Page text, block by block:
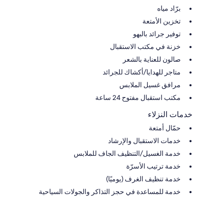
برّاد مياه
تخزين الأمتعة
توفير جرائد بالبهو
خزنة في مكتب الاستقبال
صالون للعناية بالشعر
متاجر للهدايا/أكشاك للجرائد
مرافق غسيل الملابس
مكتب استقبال مفتوح 24 ساعة
خدمات النزلاء
حمّال أمتعة
خدمات الاستقبال والإرشاد
خدمة الغسيل/التنظيف الجاف للملابس
خدمة ترتيب الأسرّة
خدمة تنظيف الغرف (يوميًا)
خدمة للمساعدة في حجز التذاكر والجولات السياحية